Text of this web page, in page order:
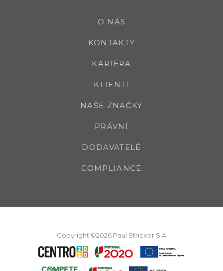
O NÁS
KONTAKTY
KARIÉRA
KLIENTI
NAŠE ZNAČKY
PRÁVNÍ
DODAVATELÉ
COMPLIANCE
Copyright ©2026 Paul Stricker S.A